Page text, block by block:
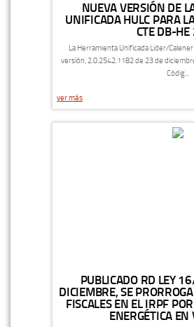
NUEVA VERSIÓN DE
UNIFICADA HULC PARA
CTE DB-
La Herramienta Unificada Lider/
versión, 2.0.2542.1182 de 23 de
Códig...
ver más
PUBLICADO RD LEY
DICIEMBRE, SE
FISCALES EN EL IRPF
ENERGÉTICA